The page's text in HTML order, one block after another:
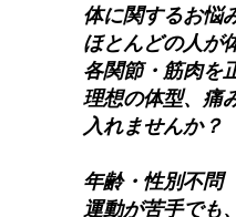
体に関するお悩
ほとんどの人が
各関節・筋肉を
理想の体型、痛
入れませんか？
年齢・性別不問
運動が苦手でも